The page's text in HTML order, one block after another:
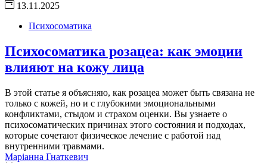
13.11.2025
Психосоматика
Психосоматика розацеа: как эмоции
влияют на кожу лица
В этой статье я объясняю, как розацеа может быть связана не
только с кожей, но и с глубокими эмоциональными
конфликтами, стыдом и страхом оценки. Вы узнаете о
психосоматических причинах этого состояния и подходах,
которые сочетают физическое лечение с работой над
внутренними травмами.
Маріанна Гнаткевич